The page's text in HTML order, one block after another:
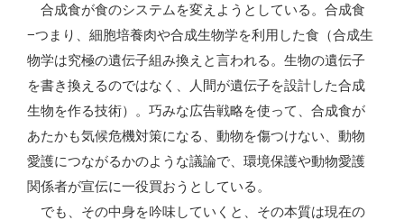
足、
進
め
て
は
い
け
合成食が食のシステムを変えようとしている。合成食
−つまり、細胞培養肉や合成生物学を利用した食（合成生
物学は究極の遺伝子組み換えと言われる。生物の遺伝子
を書き換えるのではなく、人間が遺伝子を設計した合成
生物を作る技術）。巧みな広告戦略を使って、合成食が
あたかも気候危機対策になる、動物を傷つけない、動物
愛護につながるかのような議論で、環境保護や動物愛護
関係者が宣伝に一役買おうとしている。
でも、その中身を吟味していくと、その本質は現在の